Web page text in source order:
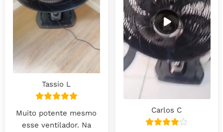
Tassio L
Muito potente mesmo
esse ventilador. Na
Carlos C